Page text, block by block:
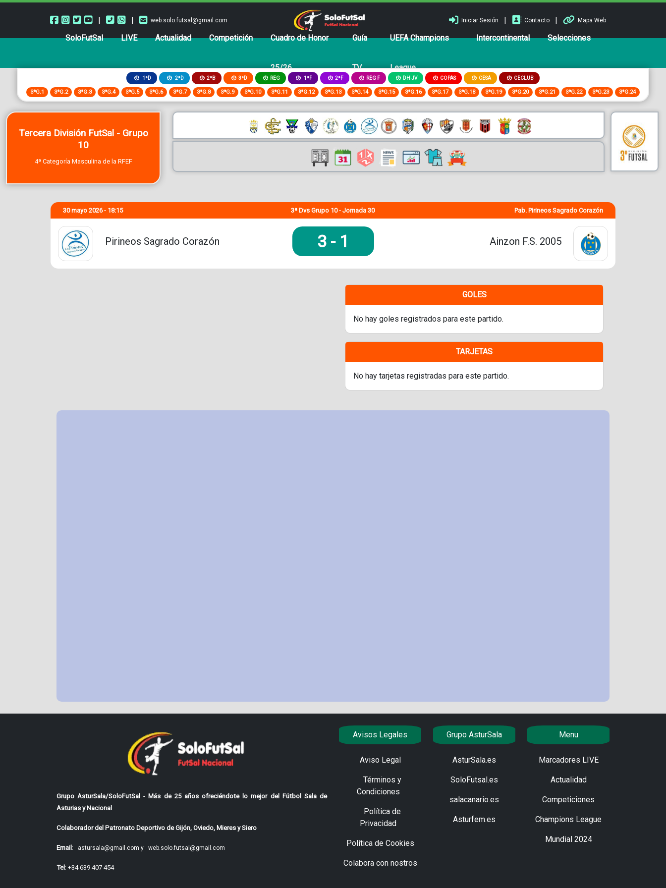
| | web.solo.futsal@gmail.com Iniciar Sesión | Contacto | Mapa Web
SoloFutSal LIVE Actualidad Competición Cuadro de Honor
25/26
Guía
TV
UEFA Champions
League
Intercontinental Selecciones
1ªD 2ªD 2ªB 3ªD REG 1ªF 2ªF REG F DH JV COPAS CESA CECLUB
3ªG.1 3ªG.2 3ªG.3 3ªG.4 3ªG.5 3ªG.6 3ªG.7 3ªG.8 3ªG.9 3ªG.10 3ªG.11 3ªG.12 3ªG.13 3ªG.14 3ªG.15 3ªG.16 3ªG.17 3ªG.18 3ªG.19 3ªG.20 3ªG.21 3ªG.22 3ªG.23 3ªG.24
Tercera División FutSal - Grupo
10
4ª Categoría Masculina de la RFEF
30 mayo 2026 - 18:15 3ª Dvs Grupo 10 - Jornada 30 Pab. Pirineos Sagrado Corazón
Pirineos Sagrado Corazón 3 - 1 Ainzon F.S. 2005
GOLES
No hay goles registrados para este partido.
TARJETAS
No hay tarjetas registradas para este partido.
Grupo AsturSala/SoloFutSal - Más de 25 años ofreciéndote lo mejor del Fútbol Sala de
Asturias y Nacional
Colaborador del Patronato Deportivo de Gijón, Oviedo, Mieres y Siero
Email: astursala@gmail.com y web.solo.futsal@gmail.com
Tel: +34 639 407 454
Avisos Legales
Aviso Legal
Términos y
Condiciones
Política de
Privacidad
Política de Cookies
Colabora con nostros
Grupo AsturSala
AsturSala.es
SoloFutsal.es
salacanario.es
Asturfem.es
Menu
Marcadores LIVE
Actualidad
Competiciones
Champions League
Mundial 2024